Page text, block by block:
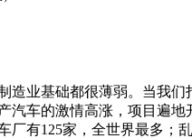
造业基础都很薄弱。当我
车的激情高涨，项目遍地
有125家，全世界最多；